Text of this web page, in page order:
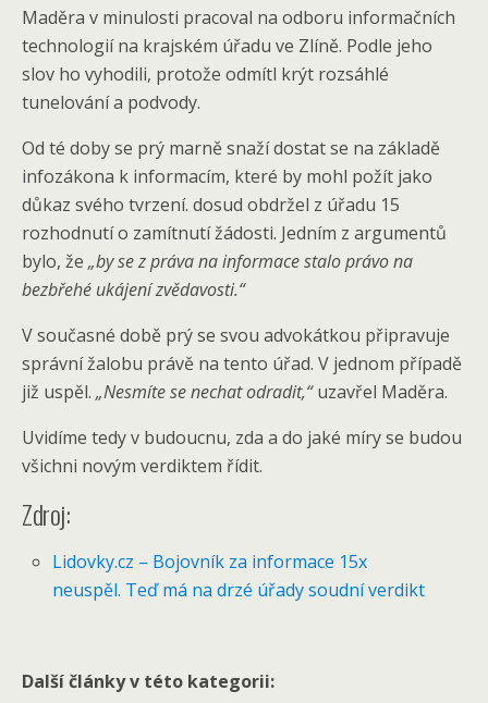
Maděra v minulosti pracoval na odboru informačních
technologií na krajském úřadu ve Zlíně. Podle jeho
slov ho vyhodili, protože odmítl krýt rozsáhlé
tunelování a podvody.
Od té doby se prý marně snaží dostat se na základě
infozákona k informacím, které by mohl požít jako
důkaz svého tvrzení. dosud obdržel z úřadu 15
rozhodnutí o zamítnutí žádosti. Jedním z argumentů
bylo, že „by se z práva na informace stalo právo na
bezbřehé ukájení zvědavosti.“
V současné době prý se svou advokátkou připravuje
správní žalobu právě na tento úřad. V jednom případě
již uspěl. „Nesmíte se nechat odradit,“uzavřel Maděra.
Uvidíme tedy v budoucnu, zda a do jaké míry se budou
všichni novým verdiktem řídit.
Zdroj:
Lidovky.cz – Bojovník za informace 15x
neuspěl. Teď má na drzé úřady soudní verdikt
Další články v této kategorii: